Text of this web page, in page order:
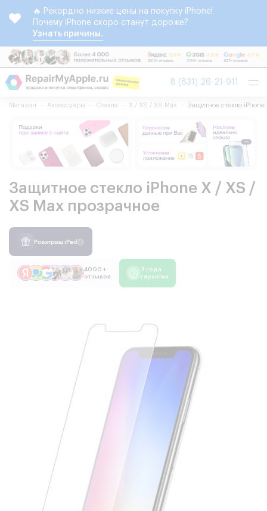
🔥 Рекордно низкие цены на покупку iPhone!
Почему iPhone скоро станут дороже?
Узнать причины.
8 (831) 26-21-911
Магазин Аксессуары Стекла X / XS / XS Max Защитное стекло
Защитное стекло iPhone X / XS /
XS Max прозрачное
Розыгрыш iPad
4000 +
отзывов
3 года
гарантии